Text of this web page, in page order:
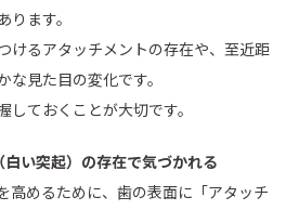
ます。
けるアタッチメントの存在や、至近距
見た目の変化です。
ておくことが大切です。
い突起）の存在で気づかれる
高めるために、歯の表面に「アタッチ